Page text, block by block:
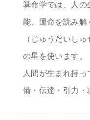
算命学では、人の
能、運命を読み解
（じゅうだいし
の星を使います。
人間が生まれ持
備・伝達・引力